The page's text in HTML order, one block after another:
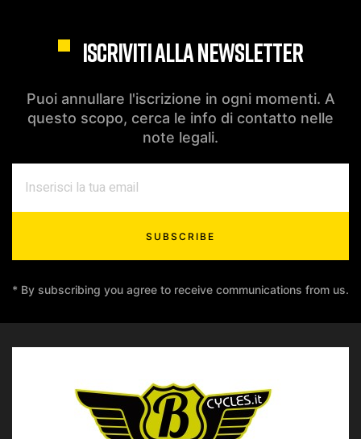
ISCRIVITI ALLA NEWSLETTER
Puoi annullare l'iscrizione in ogni momenti. A
questo scopo, cerca le info di contatto nelle
note legali.
SUBSCRIBE
* By subscribing you agree to receive communications from us.